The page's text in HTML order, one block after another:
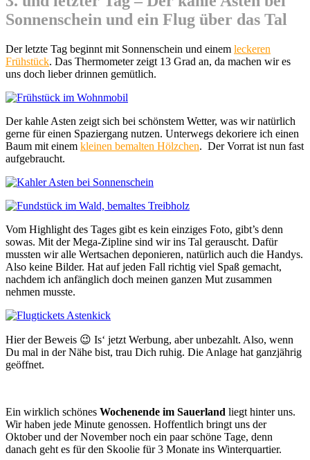
Sonnenschein und ein Flug über das Tal
Der letzte Tag beginnt mit Sonnenschein und einem leckeren
Frühstück. Das Thermometer zeigt 13 Grad an, da machen wir es
uns doch lieber drinnen gemütlich.
Der kahle Asten zeigt sich bei schönstem Wetter, was wir natürlich
gerne für einen Spaziergang nutzen. Unterwegs dekoriere ich einen
Baum mit einem kleinen bemalten Hölzchen. Der Vorrat ist nun fast
aufgebraucht.
Vom Highlight des Tages gibt es kein einziges Foto, gibt’s denn
sowas. Mit der Mega-Zipline sind wir ins Tal gerauscht. Dafür
mussten wir alle Wertsachen deponieren, natürlich auch die Handys.
Also keine Bilder. Hat auf jeden Fall richtig viel Spaß gemacht,
nachdem ich anfänglich doch meinen ganzen Mut zusammen
nehmen musste.
Hier der Beweis 😉 Is‘ jetzt Werbung, aber unbezahlt. Also, wenn
Du mal in der Nähe bist, trau Dich ruhig. Die Anlage hat ganzjährig
geöffnet.
Ein wirklich schönes Wochenende im Sauerland liegt hinter uns.
Wir haben jede Minute genossen. Hoffentlich bringt uns der
Oktober und der November noch ein paar schöne Tage, denn
danach geht es für den Skoolie für 3 Monate ins Winterquartier.